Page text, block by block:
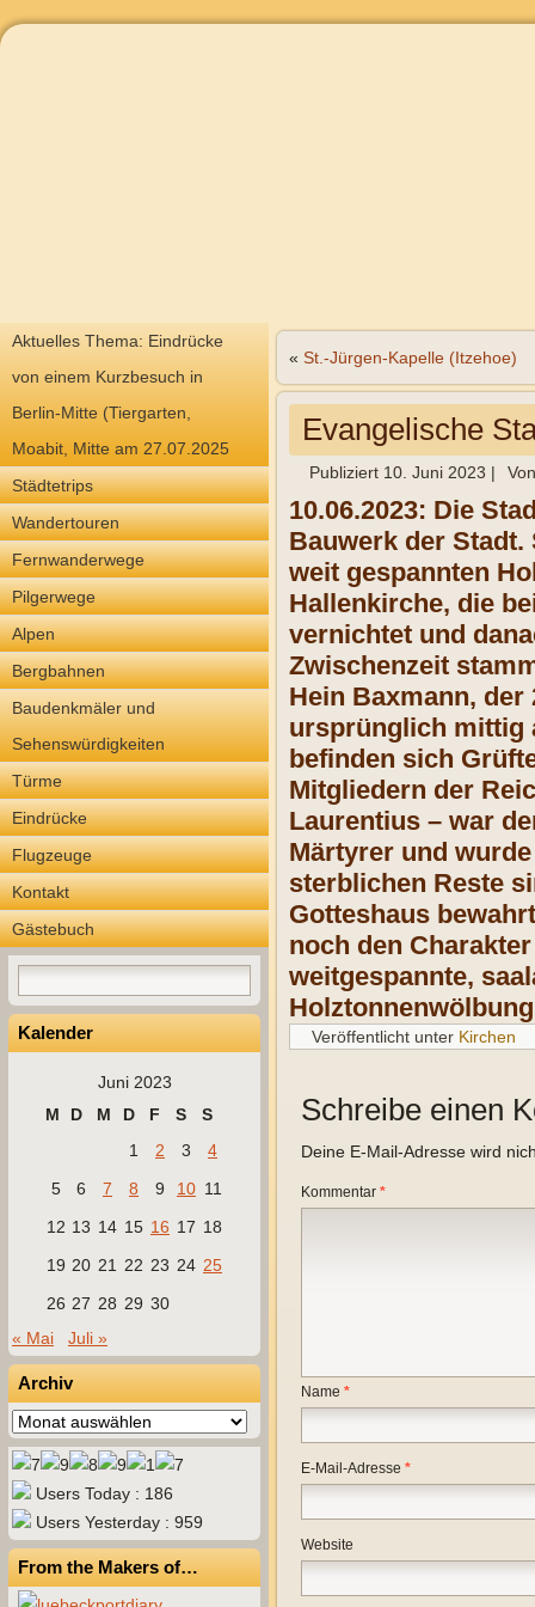
Aktuelles Thema: Eindrücke
von einem Kurzbesuch in
Berlin-Mitte (Tiergarten,
Moabit, Mitte am 27.07.2025
Städtetrips
Wandertouren
Fernwanderwege
Pilgerwege
Alpen
Bergbahnen
Baudenkmäler und
Sehenswürdigkeiten
Türme
Eindrücke
Flugzeuge
Kontakt
Gästebuch
Kalender
Juni 2023
M
D M D F S
S
1
2 3
4
5
6 7 8 9 10 11
12 13 14 15 16 17 18
19 20 21 22 23 24 25
26 27 28 29 30
« Mai
Juli »
Archiv
Archiv
Users Today : 186
Users Yesterday : 959
From the Makers of…
« St.-Jürgen-Kapelle (Itzehoe)
Evangelische
Publiziert 10. Juni 2023 | Von
10.06.2023: Die
Bauwerk der Stadt.
weit gespannten
Hallenkirche, die
vernichtet und
Zwischenzeit
Hein Baxmann, der
ursprünglich mittig
befinden sich
Mitgliedern der
Laurentius – war
Märtyrer und
sterblichen Reste
Gotteshaus
noch den
weitgespannte,
Veröffentlicht unter Kirchen
Schreibe einen
Deine E-Mail-Adresse wird
Kommentar *
Name *
E-Mail-Adresse *
Website